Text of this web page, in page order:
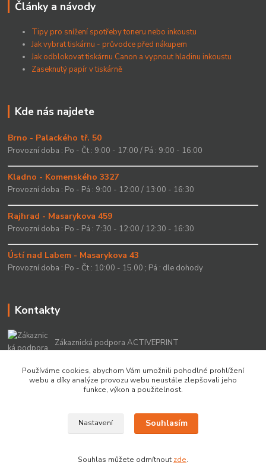
Články a návody
Tipy pro snížení spotřeby toneru nebo inkoustu
Jak vybrat tiskárnu - průvodce před nákupem
Jak odblokovat tiskárnu Canon a vypnout hladinu inkoustu
Zaseknutý papír v tiskárně
Kde nás najdete
Brno - Palackého tř. 50
Provozní doba : Po - Čt : 9:00 - 17:00 / Pá : 9:00 - 16:00
Kladno - Komenského 3327
Provozní doba : Po - Pá : 9:00 - 12:00 / 13:00 - 16:30
Rajhrad - Masarykova 459
Provozní doba : Po - Pá : 7:30 - 12:00 / 12:30 - 16:30
Ústí nad Labem - Masarykova 43
Provozní doba : Po - Čt : 10:00 - 15.00 ; Pá : dle dohody
Kontakty
Zákaznická podpora ACTIVEPRINT
+420 549 213 756
info@activeprint.cz
Copyright 2022 © ActivePrint s.r.o.
Používáme cookies, abychom Vám umožnili pohodlné prohlížení
webu a díky analýze provozu webu neustále zlepšovali jeho
funkce, výkon a použitelnost.
Nastavení Souhlasím
Souhlas můžete odmítnout zde.